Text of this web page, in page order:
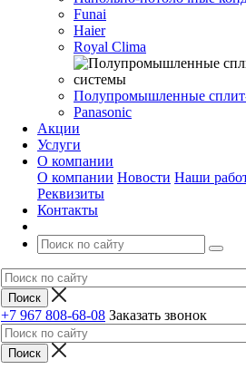
Funai
Haier
Royal Clima
Полупромышленные
Panasonic
Акции
Услуги
О компании
О компании Новости Наши
Реквизиты
Контакты
+7 967 808-68-08 Заказать звонок